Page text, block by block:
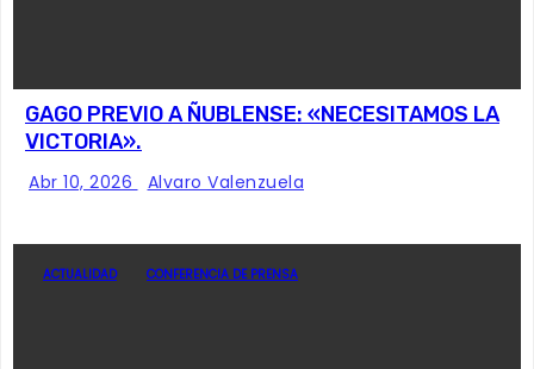
GAGO PREVIO A ÑUBLENSE: «NECESITAMOS LA
VICTORIA».
Abr 10, 2026 Alvaro Valenzuela
ACTUALIDAD CONFERENCIA DE PRENSA